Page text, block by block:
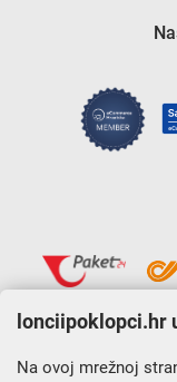
lonciipoklopci.hr
Na ovoj mrežnoj